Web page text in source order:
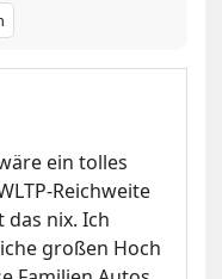
ein tolles
Reichweite
nix. Ich
großen Hoch